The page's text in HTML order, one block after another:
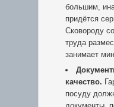
большим,
придётся
Сковороду
труда
занимает
качество.
посуду